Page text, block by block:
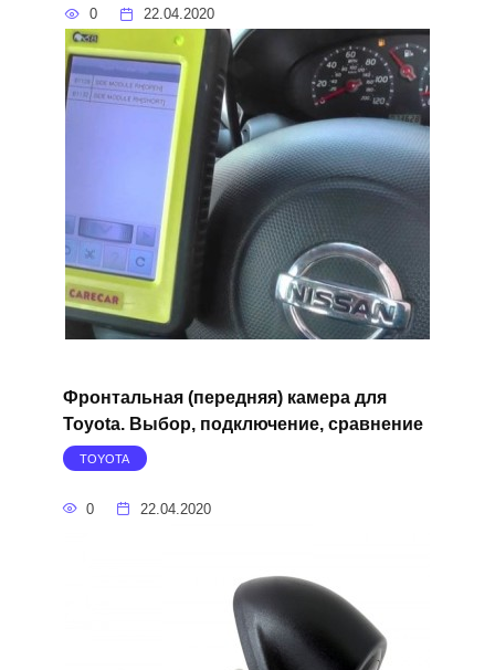
0 22.04.2020
Фронтальная (передняя) камера для
Toyota. Выбор, подключение, сравнение
TOYOTA
0 22.04.2020